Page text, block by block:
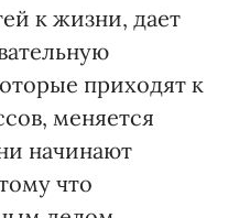
к жизни, дает
приходят к
меняется
начинают
что